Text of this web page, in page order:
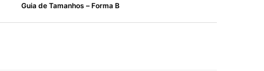
Guia de Tamanhos – Forma B